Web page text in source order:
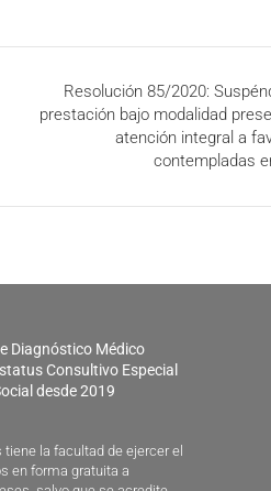
Resolución 85/2020:
prestación bajo modalidad
atención integral a
contempladas
Diagnóstico Médico
Consultivo Especial
desde 2019
la facultad de ejercer el
en forma gratuita a